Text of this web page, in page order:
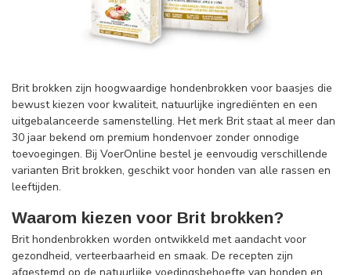
Brit brokken zijn hoogwaardige hondenbrokken voor baasjes die
bewust kiezen voor kwaliteit, natuurlijke ingrediënten en een
uitgebalanceerde samenstelling. Het merk Brit staat al meer dan
30 jaar bekend om premium hondenvoer zonder onnodige
toevoegingen. Bij VoerOnline bestel je eenvoudig verschillende
varianten Brit brokken, geschikt voor honden van alle rassen en
leeftijden.
Waarom kiezen voor Brit brokken?
Brit hondenbrokken worden ontwikkeld met aandacht voor
gezondheid, verteerbaarheid en smaak. De recepten zijn